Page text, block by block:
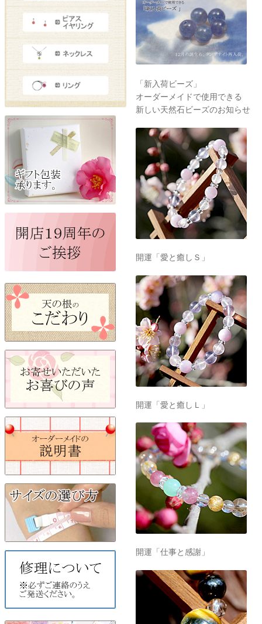
「新入荷ビーズ」
オーダーメイドで使用できる
新しい天然石ビーズのお知らせ
開運「愛と癒しＳ」
開運「愛と癒しＬ」
開運「仕事と感謝」